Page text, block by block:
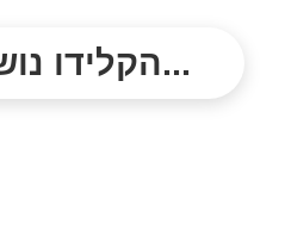
הקלידו נושא לימוד...